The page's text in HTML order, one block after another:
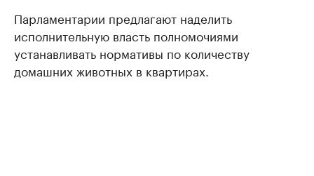
Парламентарии предлагают наделить
исполнительную власть полномочиями
устанавливать нормативы по количеству
домашних животных в квартирах.